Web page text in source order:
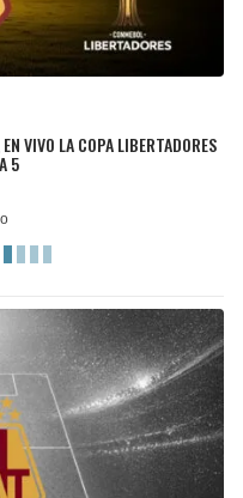
VIVO LA COPA LIBERTADORES
5